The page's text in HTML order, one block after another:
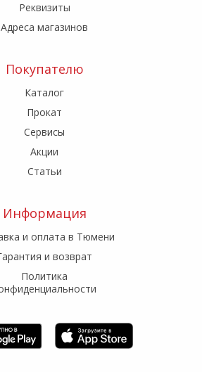
Реквизиты
Адреса магазинов
Покупателю
Каталог
Прокат
Сервисы
Акции
Статьи
Информация
и оплата в Тюмени
и возврат
Политика